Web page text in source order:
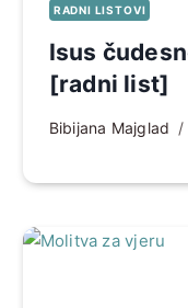
RADNI LISTOVI
Isus
[radni list]
Bibijana Majglad